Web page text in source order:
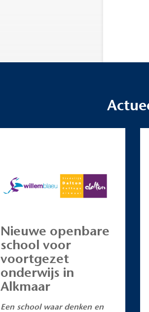
Nieuwe openbare
school voor
voortgezet
onderwijs in
Alkmaar
Een school waar denken en